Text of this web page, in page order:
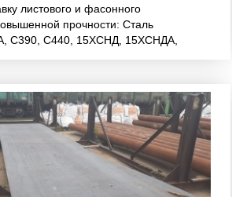
листового и фасонного
прочности: Сталь
С390, С440, 15ХСНД, 15ХСНДА,